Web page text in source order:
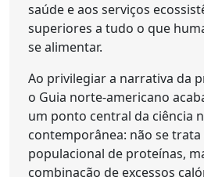
saúde e aos serviços
superiores a tudo o que
se alimentar.
Ao privilegiar a narrativa da
o Guia norte-americano
um ponto central da ciência
contemporânea: não se
populacional de proteínas,
combinação de excessos